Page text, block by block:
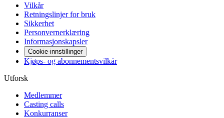
Vilkår
Retningslinjer for bruk
Sikkerhet
Personvernerklæring
Informasjonskapsler
Cookie-innstillinger
Kjøps- og abonnementsvilkår
Utforsk
Medlemmer
Casting calls
Konkurranser